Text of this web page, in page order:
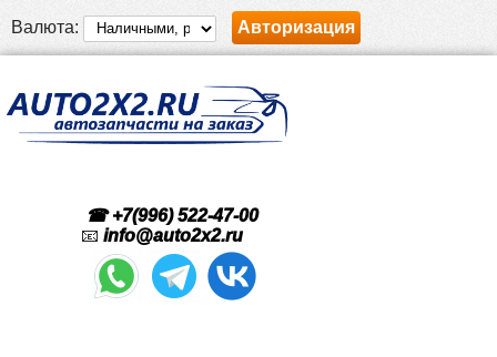
Валюта: Авторизация
☎ +7(996) 522-47-00
📧 info@auto2x2.ru